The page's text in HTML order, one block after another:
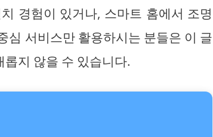
경험이 있거나, 스마트 홈에서 조명
심 서비스만 활용하시는 분들은 이 글
지 않을 수 있습니다.